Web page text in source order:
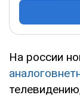
На россии